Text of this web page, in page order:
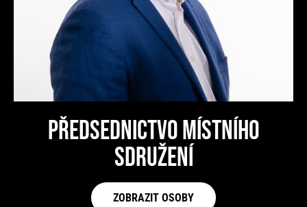
PŘEDSEDNICTVO MÍSTNÍHO
SDRUŽENÍ
ZOBRAZIT OSOBY